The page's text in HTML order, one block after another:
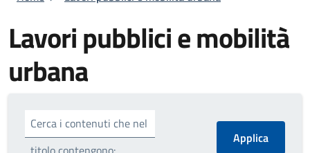
Lavori pubblici e mobilità
urbana
Cerca i contenuti che nel